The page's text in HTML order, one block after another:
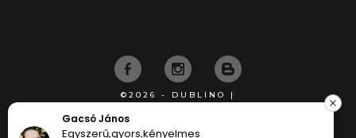
©2026 - DUBLINO |
Gacsó János
Egyszerű,gyors,kényelmes